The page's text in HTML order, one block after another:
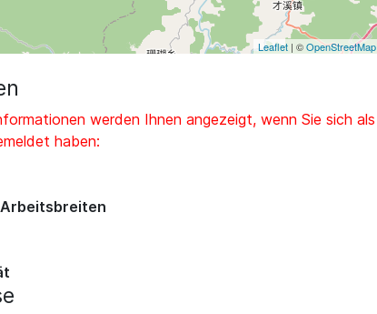
Leaflet | ©OpenStreetMap
werden Ihnen angezeigt, wenn Sie sich als
haben: